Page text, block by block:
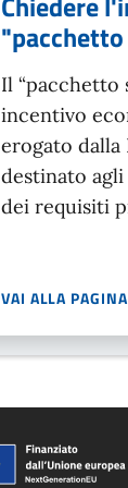
Il “pacchetto
incentivo
erogato dalla
destinato
dei requisiti
VAI ALLA PAGINA